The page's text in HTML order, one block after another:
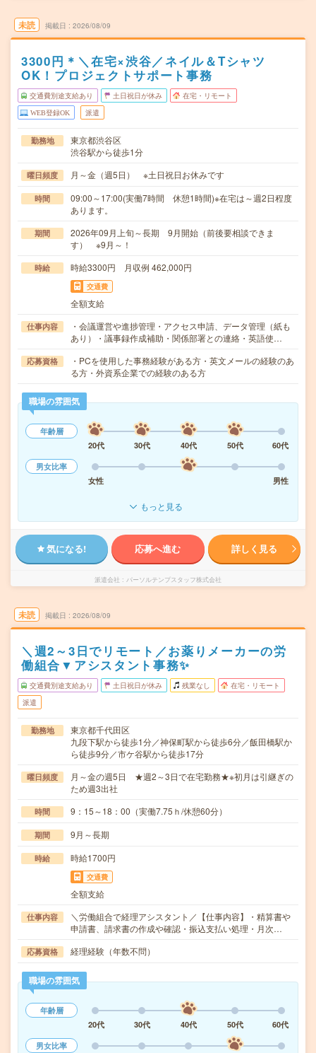
未読 掲載日 2026/08/09
3300円＊＼在宅×渋谷／ネイル＆Tシャツ
OK！プロジェクトサポート事務
交通費別途支給あり 土日祝日が休み 在宅・リモート
WEB登録OK 派遣
勤務地
東京都渋谷区
渋谷駅から徒歩1分
曜日頻度 月～金（週5日） ※土日祝日お休みです
時間
09:00～17:00(実働7時間 休憩1時間)※在宅は～週2日程度
あります。
期間
2026年09月上旬～長期 9月開始（前後要相談できま
す） ※9月～！
時給 時給3300円 月収例 462,000円
交通費
全額支給
仕事内容
・会議運営や進捗管理・アクセス申請、データ管理（紙も
あり）・議事録作成補助・関係部署との連絡・英語使…
応募資格
・PCを使用した事務経験がある方・英文メールの経験のあ
る方・外資系企業での経験のある方
職場の雰囲気
年齢層
20代
30代 40代 50代
60代
男女比率
女性
男性
もっと見る
気になる! 応募へ進む 詳しく見る
派遣会社 パーソルテンプスタッフ株式会社
未読 掲載日 2026/08/09
＼週2～3日でリモート／お薬りメーカーの労
働組合▼アシスタント事務✨
交通費別途支給あり 土日祝日が休み 残業なし 在宅・リモート
派遣
勤務地
東京都千代田区
九段下駅から徒歩1分／神保町駅から徒歩6分／飯田橋駅か
ら徒歩9分／市ケ谷駅から徒歩17分
曜日頻度
月～金の週5日 ★週2～3日で在宅勤務★※初月は引継ぎの
ため週3出社
時間 9：15～18：00（実働7.75ｈ/休憩60分）
期間 9月～長期
時給 時給1700円
交通費
全額支給
仕事内容
＼労働組合で経理アシスタント／【仕事内容】・精算書や
申請書、請求書の作成や確認・振込支払い処理・月次…
応募資格 経理経験（年数不問）
職場の雰囲気
年齢層
20代
30代 40代 50代
60代
男女比率